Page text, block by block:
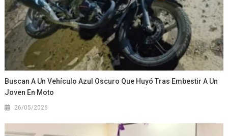
Buscan A Un Vehículo Azul Oscuro Que Huyó Tras Embestir A Un
Joven En Moto
26/05/2026